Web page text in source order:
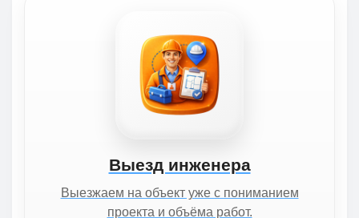
Выезд инженера
Выезжаем на объект уже с пониманием
проекта и объёма работ.